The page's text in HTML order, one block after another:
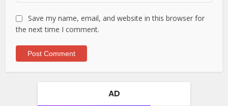
Save my name, email, and website in this browser for
the next time I comment.
AD